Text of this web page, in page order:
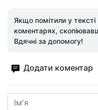
Якщо помітили у
коментарях,
Вдячні за допомогу!
Додати коментар